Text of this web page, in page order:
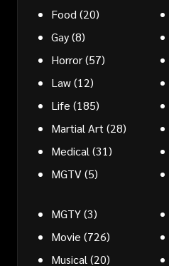
Food(20)
Gay(8)
Horror(57)
Law(12)
Life (185)
Martial Art(28)
Medical(31)
MGTV(5)
MGTY(3)
Movie (726)
Musical(20)